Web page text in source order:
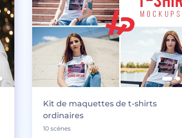
Kit de maquettes de t-shirts
ordinaires
10 scènes